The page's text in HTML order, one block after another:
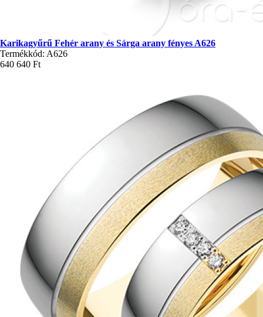
Karikagyűrű Fehér arany és Sárga arany fényes A626
Termékkód: A626
640 640 Ft